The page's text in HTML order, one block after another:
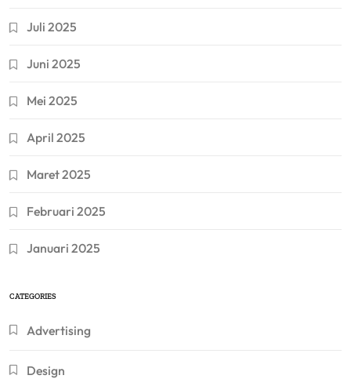
Juli 2025
Juni 2025
Mei 2025
April 2025
Maret 2025
Februari 2025
Januari 2025
CATEGORIES
Advertising
Design